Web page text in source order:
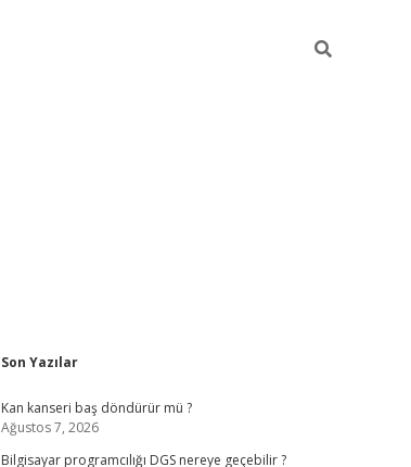
Sidebar
Son Yazılar
Kan kanseri baş döndürür mü ?
Ağustos 7, 2026
Bilgisayar programcılığı DGS nereye geçebilir ?